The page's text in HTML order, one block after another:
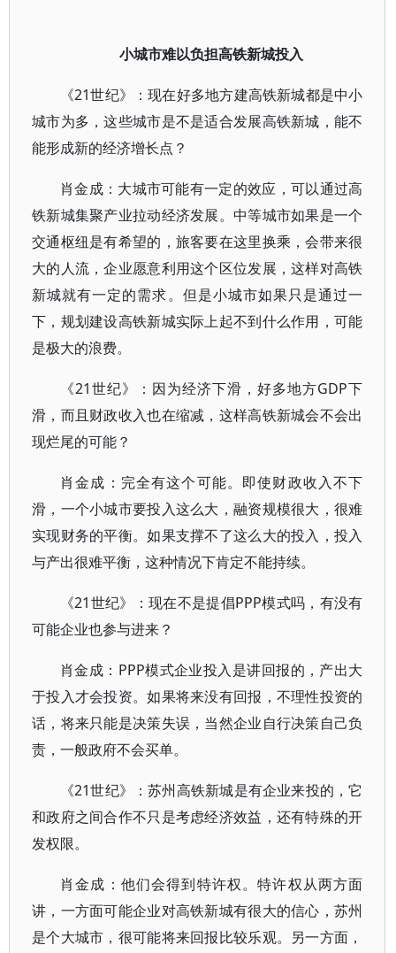
小城市难以负担高铁新城投入
《21世纪》：现在好多地方建高铁新城都是中小
城市为多，这些城市是不是适合发展高铁新城，能不
能形成新的经济增长点？
肖金成：大城市可能有一定的效应，可以通过高
铁新城集聚产业拉动经济发展。中等城市如果是一个
交通枢纽是有希望的，旅客要在这里换乘，会带来很
大的人流，企业愿意利用这个区位发展，这样对高铁
新城就有一定的需求。但是小城市如果只是通过一
下，规划建设高铁新城实际上起不到什么作用，可能
是极大的浪费。
《21世纪》：因为经济下滑，好多地方GDP下
滑，而且财政收入也在缩减，这样高铁新城会不会出
现烂尾的可能？
肖金成：完全有这个可能。即使财政收入不下
滑，一个小城市要投入这么大，融资规模很大，很难
实现财务的平衡。如果支撑不了这么大的投入，投入
与产出很难平衡，这种情况下肯定不能持续。
《21世纪》：现在不是提倡PPP模式吗，有没有
可能企业也参与进来？
肖金成：PPP模式企业投入是讲回报的，产出大
于投入才会投资。如果将来没有回报，不理性投资的
话，将来只能是决策失误，当然企业自行决策自己负
责，一般政府不会买单。
《21世纪》：苏州高铁新城是有企业来投的，它
和政府之间合作不只是考虑经济效益，还有特殊的开
发权限。
肖金成：他们会得到特许权。特许权从两方面
讲，一方面可能企业对高铁新城有很大的信心，苏州
是个大城市，很可能将来回报比较乐观。另一方面，